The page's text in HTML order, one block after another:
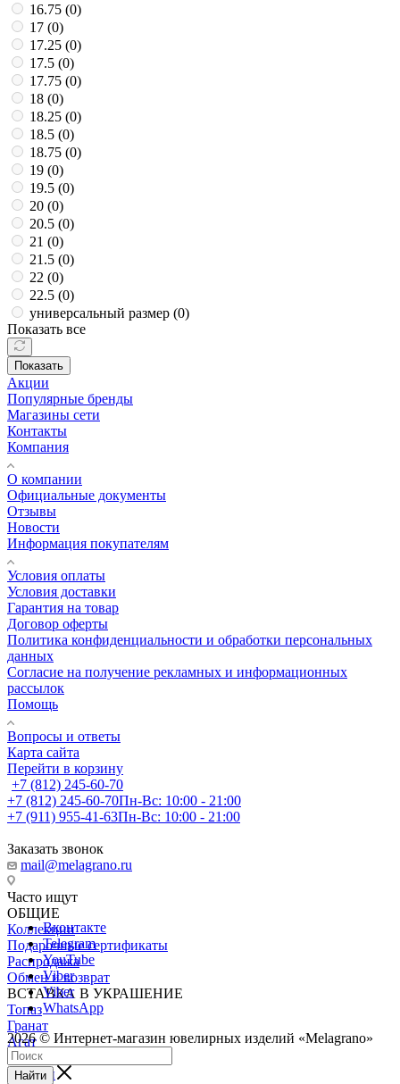
16.75 (0)
17 (0)
17.25 (0)
17.5 (0)
17.75 (0)
18 (0)
18.25 (0)
18.5 (0)
18.75 (0)
19 (0)
19.5 (0)
20 (0)
20.5 (0)
21 (0)
21.5 (0)
22 (0)
22.5 (0)
универсальный размер (0)
Показать все
Показать
Акции
Популярные бренды
Магазины сети
Контакты
Компания
О компании
Официальные документы
Отзывы
Новости
Информация покупателям
Условия оплаты
Условия доставки
Гарантия на товар
Договор оферты
Политика конфиденциальности и обработки персональных
данных
Согласие на получение рекламных и информационных
рассылок
Помощь
Вопросы и ответы
Карта сайта
Перейти в корзину
+7 (812) 245-60-70
+7 (812) 245-60-70Пн-Вс: 10:00 - 21:00
+7 (911) 955-41-63Пн-Вс: 10:00 - 21:00
Заказать звонок
mail@melagrano.ru
Часто ищут
ОБЩИЕ
Коллекции
Подарочные сертификаты
Распродажа
Обмен и возврат
ВСТАВКА В УКРАШЕНИЕ
Топаз
Гранат
Агат
Карат
Цитрин
Вконтакте
Telegram
YouTube
Viber
Viber
WhatsApp
2026 © Интернет-магазин ювелирных изделий «Melagrano»
Найти